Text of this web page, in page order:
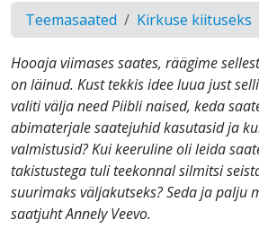
Teemasaated Kirkuse kiituseks
Hooaja viimases saates, räägime
on läinud. Kust tekkis idee luua just
valiti välja need Piibli naised, keda
abimaterjale saatejuhid kasutasid ja
valmistusid? Kui keeruline oli leida
takistustega tuli teekonnal silmitsi
suurimaks väljakutseks? Seda ja palju
saatjuht Annely Veevo.